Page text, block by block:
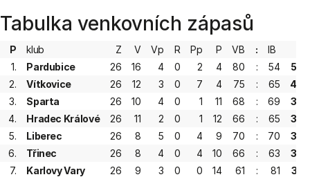
Tabulka venkovních zápasů
P klub Z V Vp R Pp P VB : IB
1.
Pardubice 26 16 4 0 2 4 80 : 54
58
2.
Vítkovice 26 12 3 0 7 4 75 : 65
49
3.
Sparta 26 10 4 0 1 11 68 : 69
39
4.
Hradec Králové 26 11 2 0 1 12 66 : 65
38
5.
Liberec 26 8 5 0 4 9 70 : 70
38
6.
Třinec 26 8 4 0 4 10 66 : 63
36
7.
Karlovy Vary 26 9 3 0 0 14 61 : 81
33